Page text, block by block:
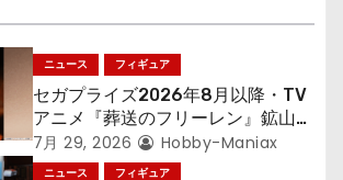
ニュース フィギュア
セガプライズ2026年8月以降・TV
アニメ『葬送のフリーレン』鉱山で
300年働くことになっっちゃった
「フリーレン」を立体化！
7月 29, 2026 Hobby-Maniax
ニュース フィギュア